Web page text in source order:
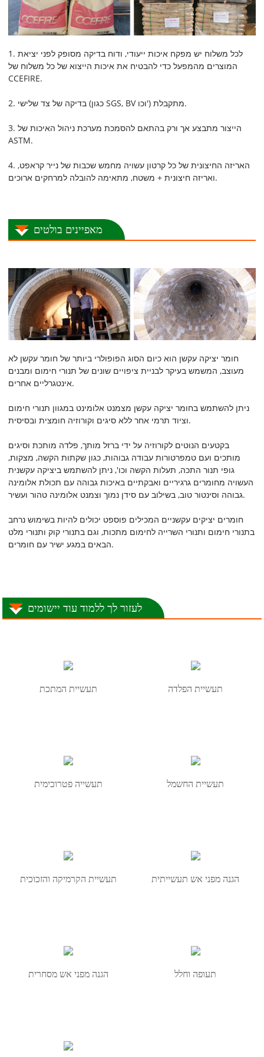
1. לכל משלוח יש מפקח איכות ייעודי, ודוח בדיקה מסופק לפני יציאת
המוצרים מהמפעל כדי להבטיח את איכות הייצוא של כל משלוח של
CCEFIRE.
2. בדיקה של צד שלישי (כגון SGS, BV וכו') מתקבלת.
3. הייצור מתבצע אך ורק בהתאם להסמכת מערכת ניהול האיכות של
ASTM.
4. האריזה החיצונית של כל קרטון עשויה מחמש שכבות של נייר קראפט,
ואריזה חיצונית + משטח, מתאימה להובלה למרחקים ארוכים.
מאפיינים בולטים
חומר יציקה עקשן הוא כיום הסוג הפופולרי ביותר של חומר עקשן לא
מעוצב, המשמש בעיקר לבניית ציפויים שונים של תנורי חימום ומבנים
אינטגרליים אחרים.
ניתן להשתמש בחומר יציקה עקשן מצמנט אלומינט במגוון תנורי חימום
וציוד תרמי אחר ללא סיגים וקורוזיה חומצית ובסיסית.
בקטעים הנוטים לקורוזיה על ידי ברזל מותך, פלדה מותכת וסיגים
מותכים ועם טמפרטורות עבודה גבוהות, כגון שקתות הקשה, מצקות,
גופי תנור התכה, תעלות הקשה וכו', ניתן להשתמש ביציקה עקשנית
העשויה מחומרים גרגיריים ואבקתיים באיכות גבוהה עם תכולת אלומינה
גבוהה וסינטור טוב, בשילוב עם סידן נמוך וצמנט אלומינה טהור ועשיר.
חומרים יציקים עקשניים המכילים פוספט יכולים להיות בשימוש נרחב
בתנורי חימום ותנורי השרייה לחימום מתכות, וגם בתנורי קוק ותנורי מלט
הבאים במגע ישיר עם חומרים.
לעזור לך ללמוד עוד יישומים
תעשיית המתכת תעשיית הפלדה
תעשייה פטרוכימית תעשיית החשמל
תעשיית הקרמיקה והזכוכית הגנה מפני אש תעשייתית
הגנה מפני אש מסחרית תעופה וחלל